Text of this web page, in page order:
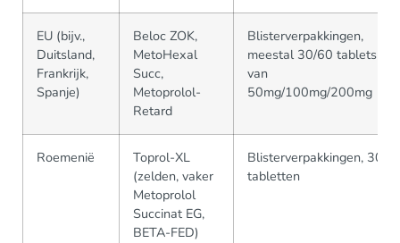
EU (bijv.,
Duitsland,
Frankrijk,
Spanje)
Beloc ZOK,
MetoHexal
Succ,
Metoprolol-
Retard
Blisterverpakkingen,
meestal 30/60 tablets
van
50mg/100mg/200mg
Roemenië
Toprol-XL
(zelden, vaker
Metoprolol
Succinat EG,
BETA-FED)
Blisterverpakkingen, 30
tabletten